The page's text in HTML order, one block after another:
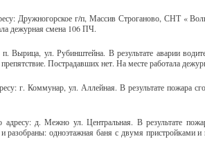
Дружногорское г/п, Массив Строганово, СНТ «
дежурная смена 106 ПЧ.
ул. Рубинштейна. В результате аварии
Пострадавших нет. На месте работала
г. Коммунар, ул. Аллейная. В результате пожара
д. Межно ул. Центральная. В результате
одноэтажная баня с двумя пристройками и